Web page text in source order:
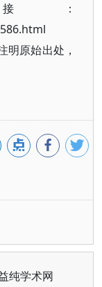
：
明原始出处，
纯学术网